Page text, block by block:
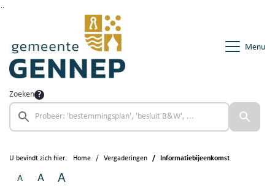
Menu
Zoeken
U bevindt zich hier: Home Vergaderingen Informatiebijeenkomst
A A A